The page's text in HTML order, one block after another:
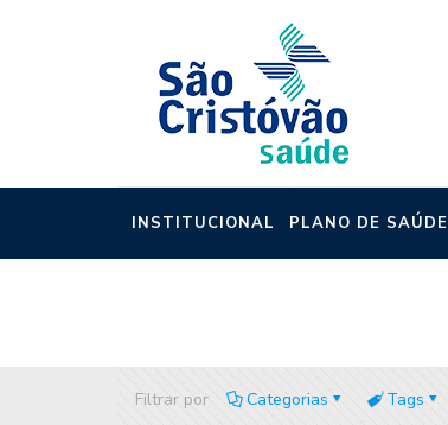
INSTITUCIONAL PLANO DE SAÚDE
Filtrar por Categorias Tags